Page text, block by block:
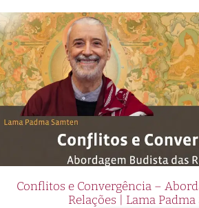
Conflitos e Convergência –
Relações | Lama